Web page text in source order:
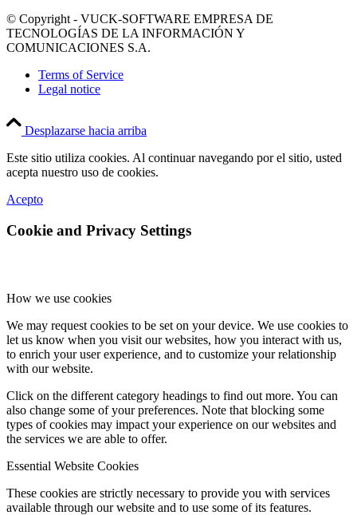
© Copyright - VUCK-SOFTWARE EMPRESA DE
TECNOLOGÍAS DE LA INFORMACIÓN Y
COMUNICACIONES S.A.
Terms of Service
Legal notice
Desplazarse hacia arriba
Este sitio utiliza cookies. Al continuar navegando por el sitio, usted
acepta nuestro uso de cookies.
Acepto
Cookie and Privacy Settings
How we use cookies
We may request cookies to be set on your device. We use cookies to
let us know when you visit our websites, how you interact with us,
to enrich your user experience, and to customize your relationship
with our website.
Click on the different category headings to find out more. You can
also change some of your preferences. Note that blocking some
types of cookies may impact your experience on our websites and
the services we are able to offer.
Essential Website Cookies
These cookies are strictly necessary to provide you with services
available through our website and to use some of its features.